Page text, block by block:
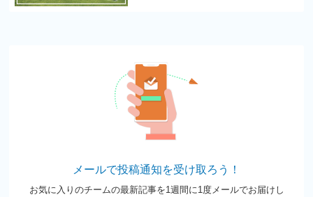
メールで投稿通知を受け取ろう！
お気に入りのチームの最新記事を1週間に1度メールでお届けし